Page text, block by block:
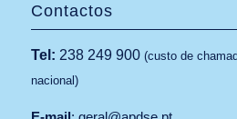
Contactos
Tel: 238 249 900(custo de
nacional)